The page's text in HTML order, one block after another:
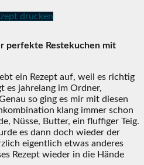
drucken
perfekte Restekuchen mit
ein Rezept auf, weil es richtig
es jahrelang im Ordner,
so ging es mir mit diesen
klang immer schon
Nüsse, Butter, ein fluffiger Teig.
es dann doch wieder der
eigentlich etwas anderes
Rezept wieder in die Hände